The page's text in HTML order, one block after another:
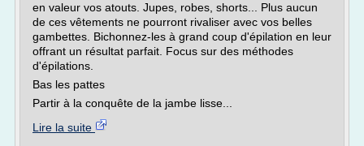
en valeur vos atouts. Jupes, robes, shorts... Plus aucun
de ces vêtements ne pourront rivaliser avec vos belles
gambettes. Bichonnez-les à grand coup d'épilation en leur
offrant un résultat parfait. Focus sur des méthodes
d'épilations.
Bas les pattes
Partir à la conquête de la jambe lisse...
Lire la suite